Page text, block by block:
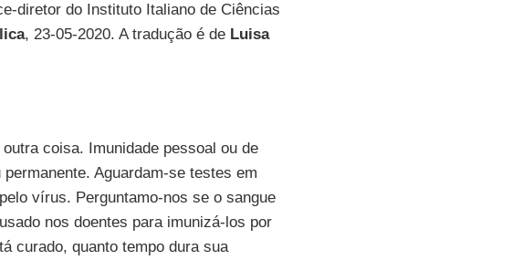
diretor do Instituto Italiano de Ciências
, 23-05-2020. A tradução é de Luisa
coisa. Imunidade pessoal ou de
Aguardam-se testes em
vírus. Perguntamo-nos se o sangue
nos doentes para imunizá-los por
curado, quanto tempo dura sua